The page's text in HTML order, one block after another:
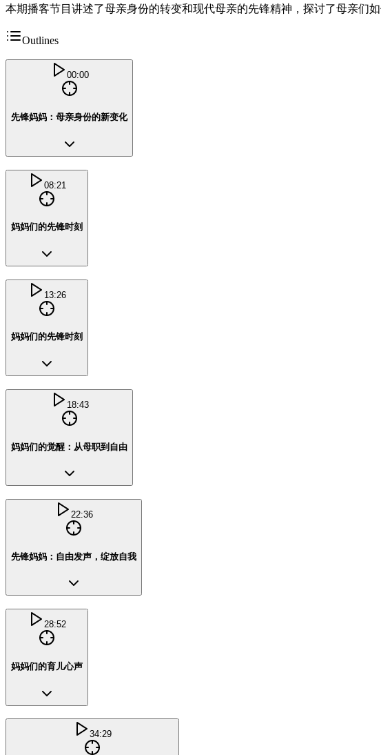
本期播客节目讲述了母亲身份的转变和现代母亲的先锋精神，探讨了母亲们
Outlines
00:00
先锋妈妈：母亲身份的新变化
08:21
妈妈们的先锋时刻
13:26
妈妈们的先锋时刻
18:43
妈妈们的觉醒：从母职到自由
22:36
先锋妈妈：自由发声，绽放自我
28:52
妈妈们的育儿心声
34:29